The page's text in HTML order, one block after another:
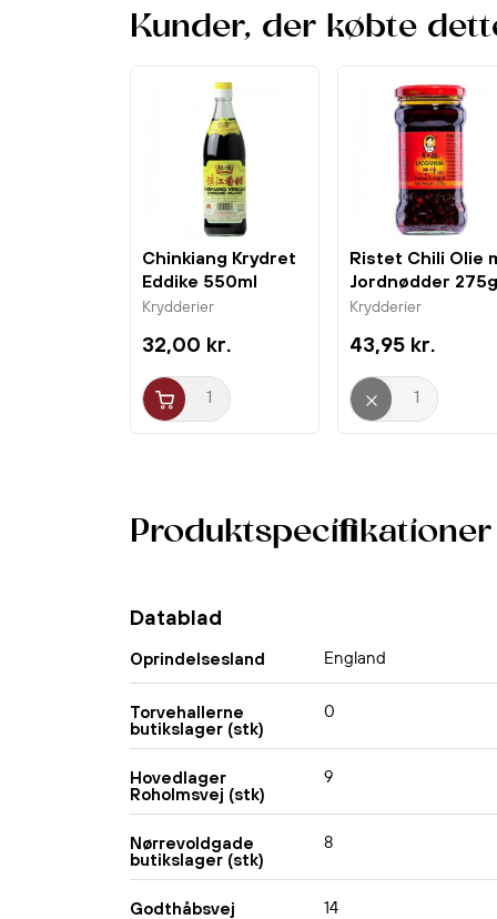
Produktspecifikationer
Datablad
Oprindelsesland England
Torvehallerne
butikslager (stk)
0
Hovedlager
Roholmsvej (stk)
9
Nørrevoldgade
butikslager (stk)
8
Godthåbsvej
14
Kunder, der købte
Chinkiang Krydret
Eddike 550ml
Heng Shun
Krydderier
32,00 kr.
Ristet Chili Olie
Jordnødder 275g
Lao...
Krydderier
43,95 kr.